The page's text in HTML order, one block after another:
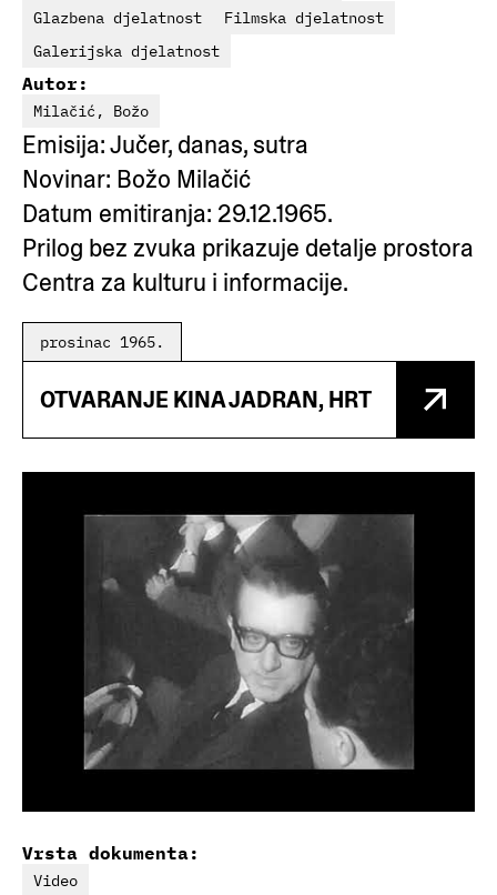
Glazbena djelatnost
Filmska djelatnost
Galerijska djelatnost
Autor:
Milačić, Božo
Emisija: Jučer, danas, sutra
Novinar: Božo Milačić
Datum emitiranja: 29.12.1965.
Prilog bez zvuka prikazuje detalje prostora
Centra za kulturu i informacije.
prosinac 1965.
OTVARANJE KINA JADRAN, HRT
Vrsta dokumenta:
Video